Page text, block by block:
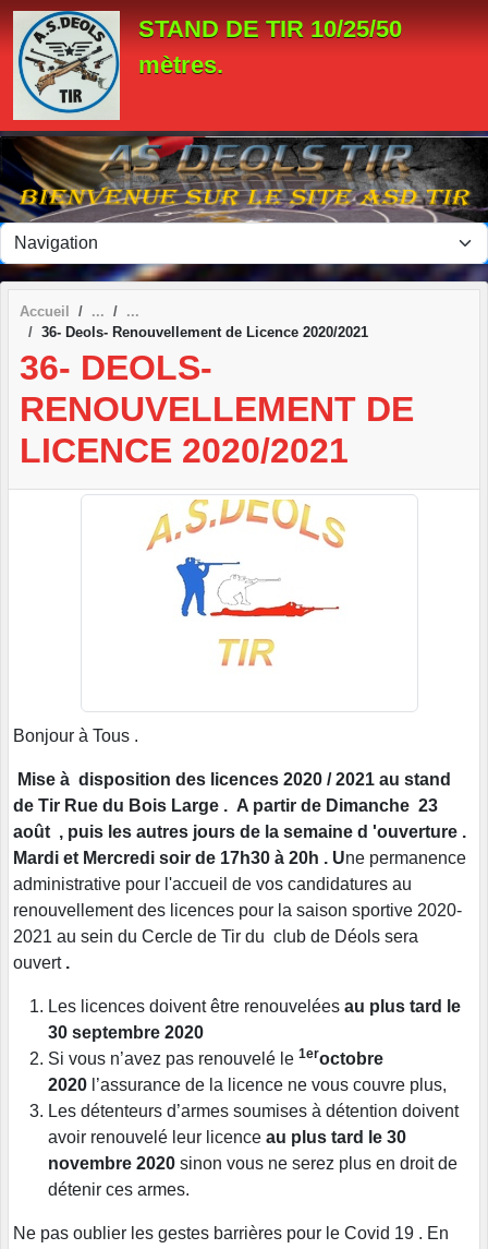
STAND DE TIR 10/25/50
mètres.
Accueil
36- Deols- Renouvellement de Licence 2020/2021
36- DEOLS-
RENOUVELLEMENT DE
LICENCE 2020/2021
Bonjour à Tous .
Mise à disposition des licences 2020 / 2021 au stand
de Tir Rue du Bois Large . A partir de Dimanche 23
août , puis les autres jours de la semaine d 'ouverture .
Mardi et Mercredi soir de 17h30 à 20h . Une permanence
administrative pour l'accueil de vos candidatures au
renouvellement des licences pour la saison sportive 2020-
2021 au sein du Cercle de Tir du club de Déols sera
ouvert .
Les licences doivent être renouvelées au plus tard le
30 septembre 2020
Si vous n’avez pas renouvelé le 1eroctobre
2020 l’assurance de la licence ne vous couvre plus,
Les détenteurs d’armes soumises à détention doivent
avoir renouvelé leur licence au plus tard le 30
novembre 2020 sinon vous ne serez plus en droit de
détenir ces armes.
Ne pas oublier les gestes barrières pour le Covid 19 . En
Panneau de gestion des cookies